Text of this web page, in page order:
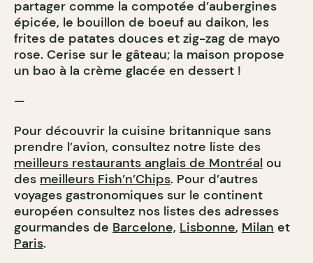
partager comme la compotée d’aubergines
épicée, le bouillon de boeuf au daikon, les
frites de patates douces et zig-zag de mayo
rose. Cerise sur le gâteau; la maison propose
un bao à la crème glacée en dessert !
—
Pour découvrir la cuisine britannique sans
prendre l’avion, consultez notre liste des
meilleurs restaurants anglais de Montréal ou
des meilleurs Fish’n’Chips. Pour d’autres
voyages gastronomiques sur le continent
européen consultez nos listes des adresses
gourmandes de Barcelone, Lisbonne, Milan et
Paris.